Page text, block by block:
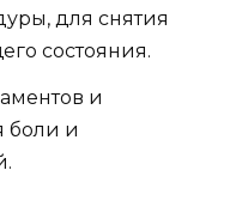
для снятия
состояния.
и
боли и